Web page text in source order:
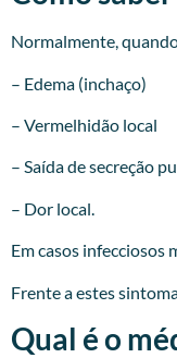
Normalmente,
– Edema (inchaço)
– Vermelhidão local
– Saída de secreção
– Dor local.
Em casos infecciosos
Frente a estes
Qual é o